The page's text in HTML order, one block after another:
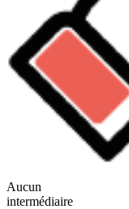
Aucun
intermédiaire